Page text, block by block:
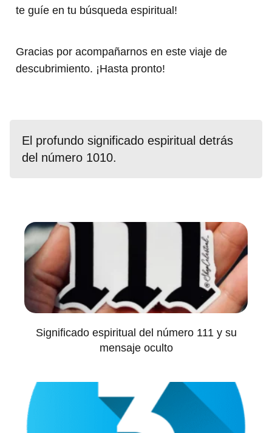
te guíe en tu búsqueda espiritual!
Gracias por acompañarnos en este viaje de
descubrimiento. ¡Hasta pronto!
El profundo significado espiritual detrás
del número 1010.
Significado espiritual del número 111 y su
mensaje oculto